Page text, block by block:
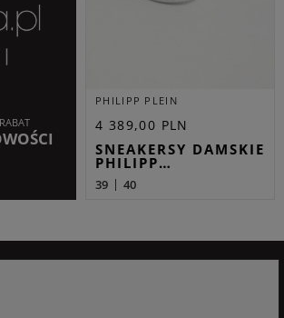
PHILIPP PLEIN
4 389,00 PLN
SNEAKERSY DAMSKIE
PHILIPP…
39 40